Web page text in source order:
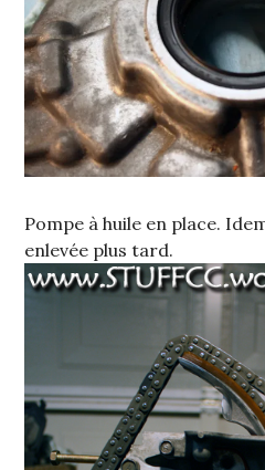
Pompe à huile en place.
enlevée plus tard.